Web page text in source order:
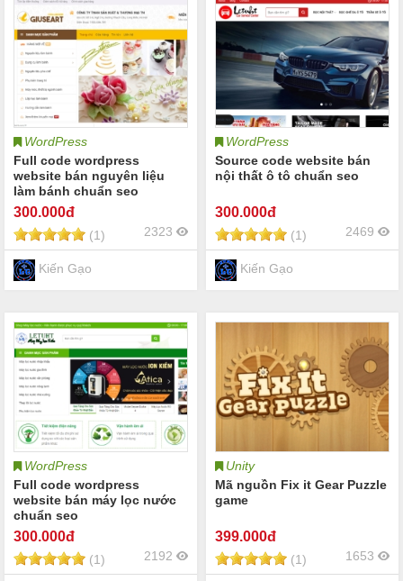
WordPress
Full code wordpress
website bán nguyên liệu
làm bánh chuẩn seo
300.000đ
(1) 2323
Kiến Gạo
WordPress
Source code website bán
nội thất ô tô chuẩn seo
300.000đ
(1) 2469
Kiến Gạo
WordPress
Full code wordpress
website bán máy lọc nước
chuẩn seo
300.000đ
(1) 2192
Unity
Mã nguồn Fix it Gear Puzzle
game
399.000đ
(1) 1653